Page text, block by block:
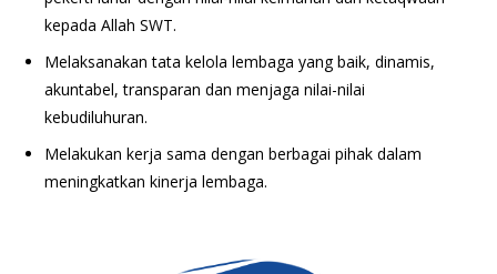
kepada Allah SWT.
Melaksanakan tata kelola lembaga yang baik, dinamis,
akuntabel, transparan dan menjaga nilai-nilai
kebudiluhuran.
Melakukan kerja sama dengan berbagai pihak dalam
meningkatkan kinerja lembaga.